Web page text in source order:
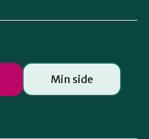
Min side